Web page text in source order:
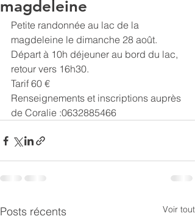
magdeleine
Petite randonnée au lac de la
magdeleine le dimanche 28 août.
Départ à 10h déjeuner au bord du lac,
retour vers 16h30.
Tarif 60 €
Renseignements et inscriptions auprès
de Coralie :0632885466
Posts récents Voir tout